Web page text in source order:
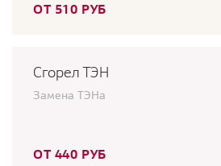
ОТ 510 РУБ
Сгорел ТЭН
Замена ТЭНа
ОТ 440 РУБ